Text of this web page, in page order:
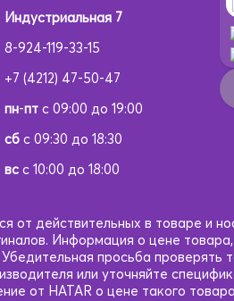
Индустриальная 7
8-924-119-33-15
+7 (4212) 47-50-47
пн-птс 09:00 до 19:00
сбс 09:30 до 18:30
всс 10:00 до 18:00
от действительных в товаре и
Информация о цене
просьба проверять
или уточняйте
от HATAR о цене такого